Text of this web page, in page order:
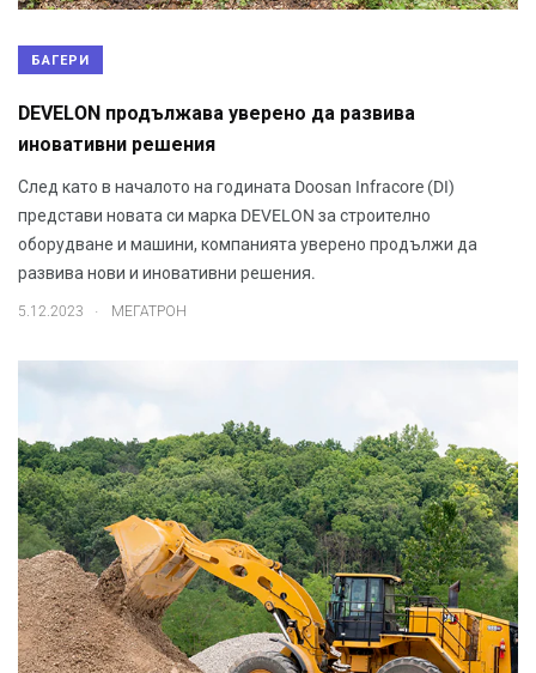
БАГЕРИ
DEVELON продължава уверено да развива
иновативни решения
След като в началото на годината Doosan Infracore (DI)
представи новата си марка DEVELON за строително
оборудване и машини, компанията уверено продължи да
развива нови и иновативни решения.
5.12.2023 . МЕГАТРОН